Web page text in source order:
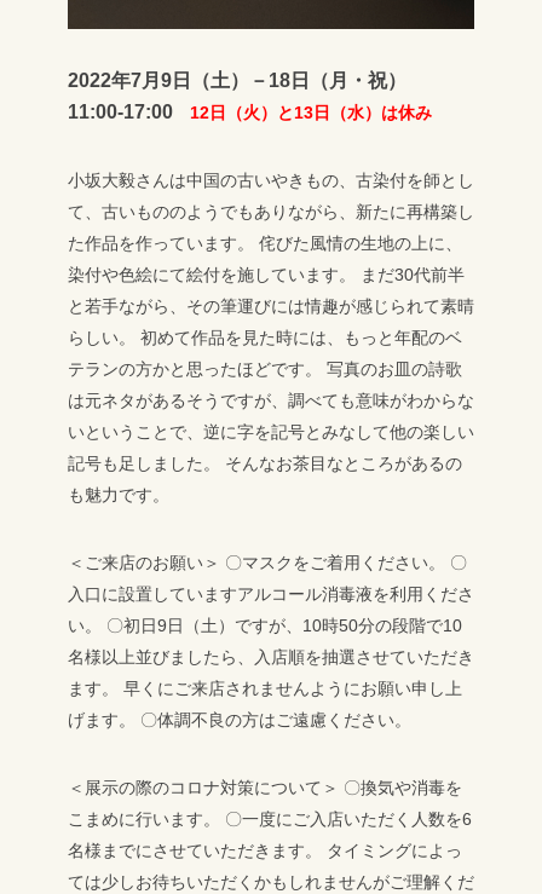
2022年7月9日（土）－18日（月・祝）
11:00-17:00
12日（火）と13日（水）は休み
小坂大毅さんは中国の古いやきもの、古染付を師とし
て、古いもののようでもありながら、新たに再構築し
た作品を作っています。
侘びた風情の生地の上に、
染付や色絵にて絵付を施しています。
まだ30代前半
と若手ながら、その筆運びには情趣が感じられて素晴
らしい。
初めて作品を見た時には、もっと年配のベ
テランの方かと思ったほどです。
写真のお皿の詩歌
は元ネタがあるそうですが、調べても意味がわからな
いということで、逆に字を記号とみなして他の楽しい
記号も足しました。
そんなお茶目なところがあるの
も魅力です。
＜ご来店のお願い＞ 〇マスクをご着用ください。
〇
入口に設置していますアルコール消毒液を利用くださ
い。
〇初日9日（土）ですが、10時50分の段階で10
名様以上並びましたら、入店順を抽選させていただき
ます。
早くにご来店されませんようにお願い申し上
げます。
〇体調不良の方はご遠慮ください。
＜展示の際のコロナ対策について＞ 〇換気や消毒を
こまめに行います。
〇一度にご入店いただく人数を6
名様までにさせていただきます。
タイミングによっ
ては少しお待ちいただくかもしれませんがご理解くだ